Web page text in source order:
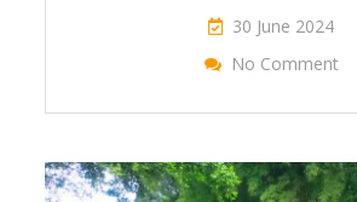
30 June 2024
No Comment